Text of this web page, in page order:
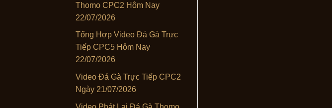
Thomo CPC2 Hôm Nay
22/07/2026
Tổng Hợp Video Đá Gà Trực
Tiếp CPC5 Hôm Nay
22/07/2026
Video Đá Gà Trực Tiếp CPC2
Ngày 21/07/2026